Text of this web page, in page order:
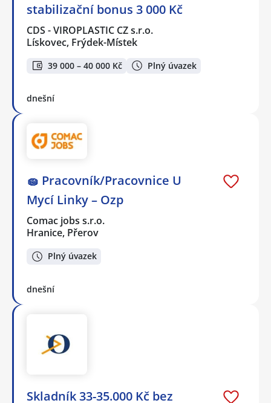
stabilizační bonus 3 000 Kč
CDS - VIROPLASTIC CZ s.r.o.
Lískovec, Frýdek-Místek
39 000 – 40 000 Kč Plný úvazek
dnešní
🧽 Pracovník/Pracovnice U
Mycí Linky – Ozp
Comac jobs s.r.o.
Hranice, Přerov
Plný úvazek
dnešní
Skladník 33-35.000 Kč bez